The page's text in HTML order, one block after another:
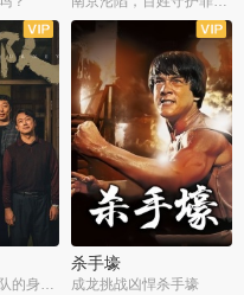
杀手壕
成龙挑战凶悍杀手壕